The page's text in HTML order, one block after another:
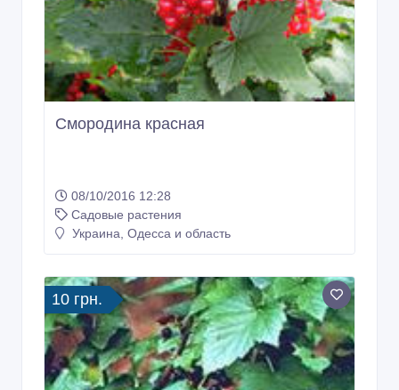
Смородина красная
08/10/2016 12:28
Садовые растения
Украина, Одесса и область
10 грн.